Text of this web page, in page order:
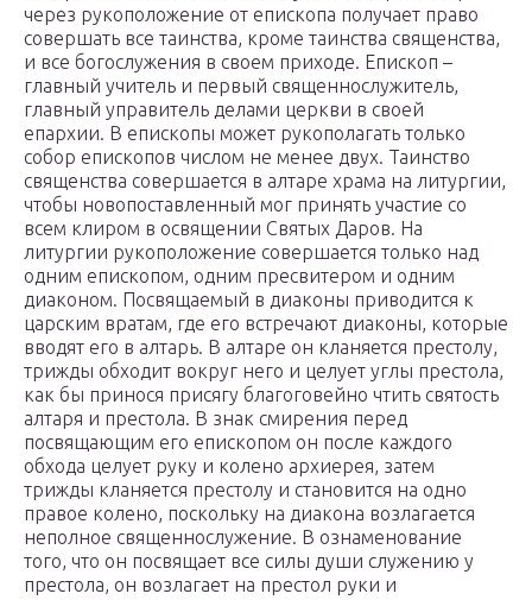
через рукоположение от епископа получает право
совершать все таинства, кроме таинства священства,
и все богослужения в своем приходе. Епископ –
главный учитель и первый священнослужитель,
главный управитель делами церкви в своей
епархии. В епископы может рукополагать только
собор епископов числом не менее двух. Таинство
священства совершается в алтаре храма на литургии,
чтобы новопоставленный мог принять участие со
всем клиром в освящении Святых Даров. На
литургии рукоположение совершается только над
одним епископом, одним пресвитером и одним
диаконом. Посвящаемый в диаконы приводится к
царским вратам, где его встречают диаконы, которые
вводят его в алтарь. В алтаре он кланяется престолу,
трижды обходит вокруг него и целует углы престола,
как бы принося присягу благоговейно чтить святость
алтаря и престола. В знак смирения перед
посвящающим его епископом он после каждого
обхода целует руку и колено архиерея, затем
трижды кланяется престолу и становится на одно
правое колено, поскольку на диакона возлагается
неполное священнослужение. В ознаменование
того, что он посвящает все силы души служению у
престола, он возлагает на престол руки и